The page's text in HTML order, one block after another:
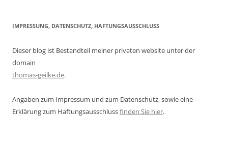
IMPRESSUNG, DATENSCHUTZ, HAFTUNGSAUSSCHLUSS
Dieser blog ist Bestandteil meiner privaten website unter der
domain
thomas-geilke.de.
Angaben zum Impressum und zum Datenschutz, sowie eine
Erklärung zum Haftungsausschlussfinden Sie hier.